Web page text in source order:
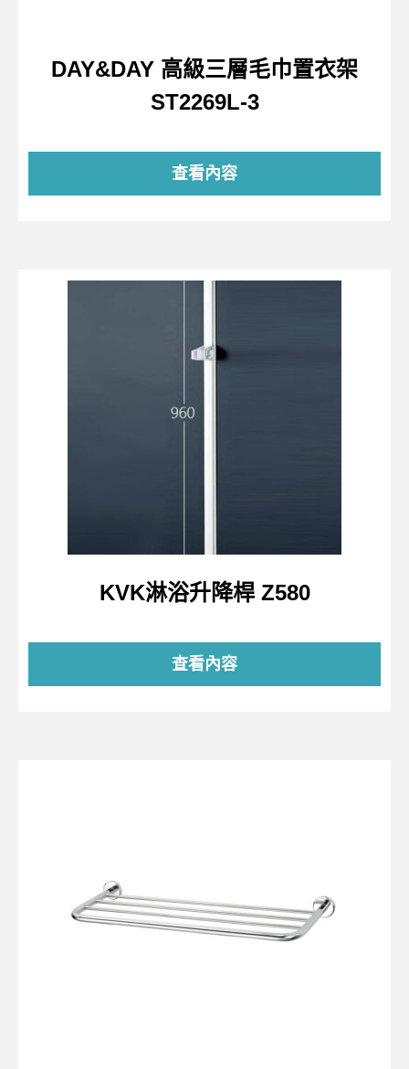
DAY&DAY 高級三層毛巾置衣架
ST2269L-3
查看內容
KVK淋浴升降桿 Z580
查看內容